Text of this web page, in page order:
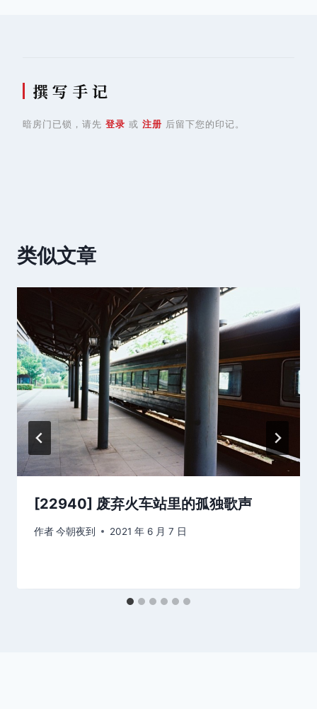
撰 写 手 记
暗房门已锁，请先 登录 或 注册 后留下您的印记。
类似文章
[22940] 废弃火车站里的孤独歌声
作者今朝夜到 2021 年 6 月 7 日